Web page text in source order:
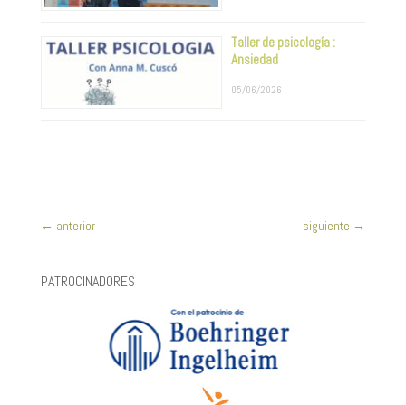
Taller de psicología :
Ansiedad
05/06/2026
← anterior siguiente →
PATROCINADORES